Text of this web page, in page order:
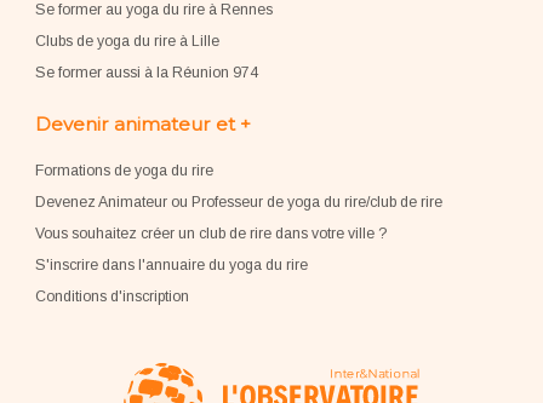
Se former au yoga du rire à Rennes
Clubs de yoga du rire à Lille
Se former aussi à la Réunion 974
Devenir animateur et +
Formations de yoga du rire
Devenez Animateur ou Professeur de yoga du rire/club de rire
Vous souhaitez créer un club de rire dans votre ville ?
S'inscrire dans l'annuaire du yoga du rire
Conditions d'inscription